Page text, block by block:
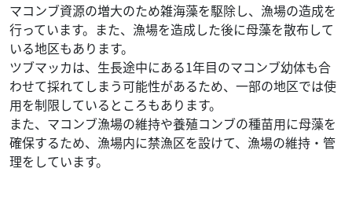
マコンブ資源の増大のため雑海藻を駆除し、漁場の造成を
行っています。また、漁場を造成した後に母藻を散布して
いる地区もあります。
ツブマッカは、生長途中にある1年目のマコンブ幼体も合
わせて採れてしまう可能性があるため、一部の地区では使
用を制限しているところもあります。
また、マコンブ漁場の維持や養殖コンブの種苗用に母藻を
確保するため、漁場内に禁漁区を設けて、漁場の維持・管
理をしています。